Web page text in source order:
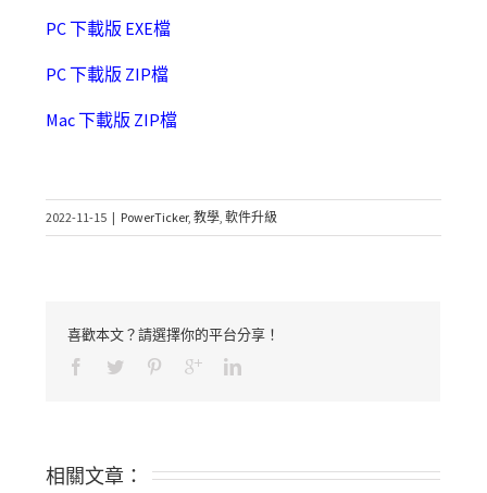
PC 下載版 EXE檔
PC 下載版 ZIP檔
Mac 下載版 ZIP檔
2022-11-15 | PowerTicker,教學,軟件升級
喜歡本文？請選擇你的平台分享！
相關文章：